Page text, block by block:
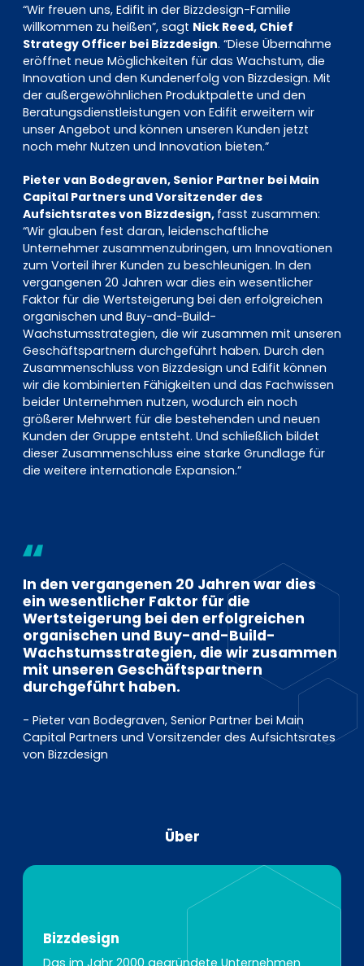
“Wir freuen uns, Edifit in der Bizzdesign-Familie
willkommen zu heißen”, sagt Nick Reed, Chief
Strategy Officer bei Bizzdesign. “Diese Übernahme
eröffnet neue Möglichkeiten für das Wachstum, die
Innovation und den Kundenerfolg von Bizzdesign. Mit
der außergewöhnlichen Produktpalette und den
Beratungsdienstleistungen von Edifit erweitern wir
unser Angebot und können unseren Kunden jetzt
noch mehr Nutzen und Innovation bieten.”
Pieter van Bodegraven, Senior Partner bei Main
Capital Partners und Vorsitzender des
Aufsichtsrates von Bizzdesign, fasst zusammen:
“Wir glauben fest daran, leidenschaftliche
Unternehmer zusammenzubringen, um Innovationen
zum Vorteil ihrer Kunden zu beschleunigen. In den
vergangenen 20 Jahren war dies ein wesentlicher
Faktor für die Wertsteigerung bei den erfolgreichen
organischen und Buy-and-Build-
Wachstumsstrategien, die wir zusammen mit unseren
Geschäftspartnern durchgeführt haben. Durch den
Zusammenschluss von Bizzdesign und Edifit können
wir die kombinierten Fähigkeiten und das Fachwissen
beider Unternehmen nutzen, wodurch ein noch
größerer Mehrwert für die bestehenden und neuen
Kunden der Gruppe entsteht. Und schließlich bildet
dieser Zusammenschluss eine starke Grundlage für
die weitere internationale Expansion.”
In den vergangenen 20 Jahren war dies
ein wesentlicher Faktor für die
Wertsteigerung bei den erfolgreichen
organischen und Buy-and-Build-
Wachstumsstrategien, die wir zusammen
mit unseren Geschäftspartnern
durchgeführt haben.
- Pieter van Bodegraven, Senior Partner bei Main
Capital Partners und Vorsitzender des Aufsichtsrates
von Bizzdesign
Über
Bizzdesign